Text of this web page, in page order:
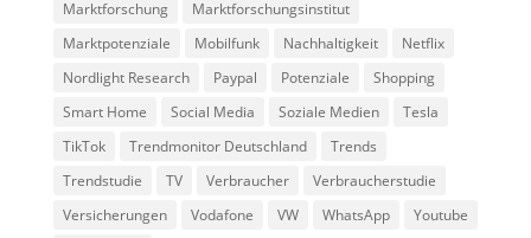
Marktforschung
Marktforschungsinstitut
Marktpotenziale
Mobilfunk Nachhaltigkeit
Netflix
Nordlight Research
Paypal Potenziale
Shopping
Smart Home
Social Media Soziale Medien
Tesla
TikTok
Trendmonitor Deutschland
Trends
Trendstudie
TV Verbraucher
Verbraucherstudie
Versicherungen
Vodafone VW WhatsApp
Youtube